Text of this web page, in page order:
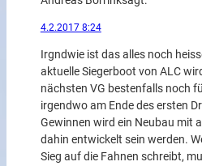
4.2.2017 8:24
Irgndwie ist das alles noch
aktuelle Siegerboot von ALC
nächsten VG bestenfalls noch
irgendwo am Ende des ersten
Gewinnen wird ein Neubau mit
dahin entwickelt sein werden.
Sieg auf die Fahnen schreibt,